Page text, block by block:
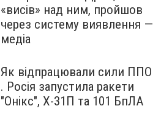
«висів» над ним, пройшов
через систему виявлення —
медіа
Як відпрацювали сили ППО
. Росія запустила ракети
"Онікс", Х-31П та 101 БпЛА